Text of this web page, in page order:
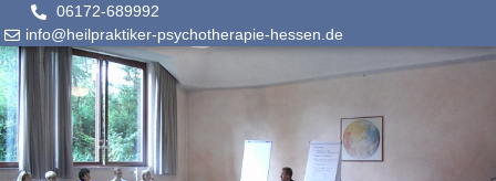
06172-689992
info@heilpraktiker-psychotherapie-hessen.de